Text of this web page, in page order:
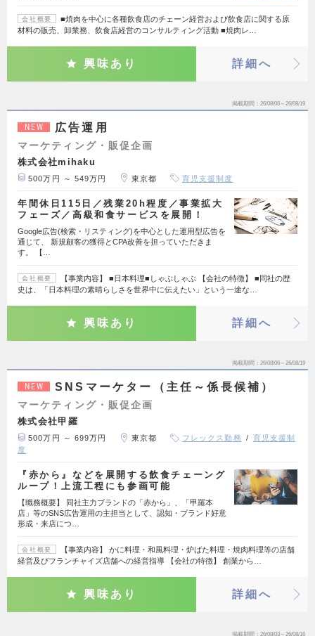
会社概要
■焼肉を中心に各種飲食店のチェーン経営および飲食店に関する原
材料の販売、卸業務、飲食店経営のコンサルティング活動 ■焼肉レ…
興味あり 詳細へ
掲載期間 26/08/06～26/08/19
NEW 広告運用
マーケティング・販促企画
株式会社mihaku
500万円 ～ 549万円 東京都 育児支援制度
年間休日115日／残業20h程度／事業拡大
フェーズ／高級和食サービスを展開！
Google広告(検索・リスティング)を中心とした運用型広告を
通じて、 新規顧客の獲得とCPA改善を担っていただきま
す。 【…
会社概要
【事業内容】 ■日本料理■しゃぶしゃぶ 【会社の特徴】 ■同社の歴
史は、「日本料理の素晴らしさを世界中に伝えたい」という一途な…
興味あり 詳細へ
掲載期間 26/08/06～26/08/19
NEW SNSマーケター（主任～係長候補）
マーケティング・販促企画
株式会社甲羅
500万円 ～ 699万円 東京都 フレックス勤務
育児支援制
度
『赤から』などを展開する飲食チェーング
ループ！上流工程にも参画可能
【職務概要】 同社主力ブランドの「赤から」、「甲羅本
店」等のSNS広告運用の主担当として、認知・ブランド好意
形成・来店につ…
会社概要
【事業内容】 かに料理・和風料理・炉ばた料理・焼肉料理等の店舗
経営及びフランチャイズ店舗への経営指導 【会社の特徴】 創業から…
興味あり 詳細へ
掲載期間 26/08/03～26/08/16